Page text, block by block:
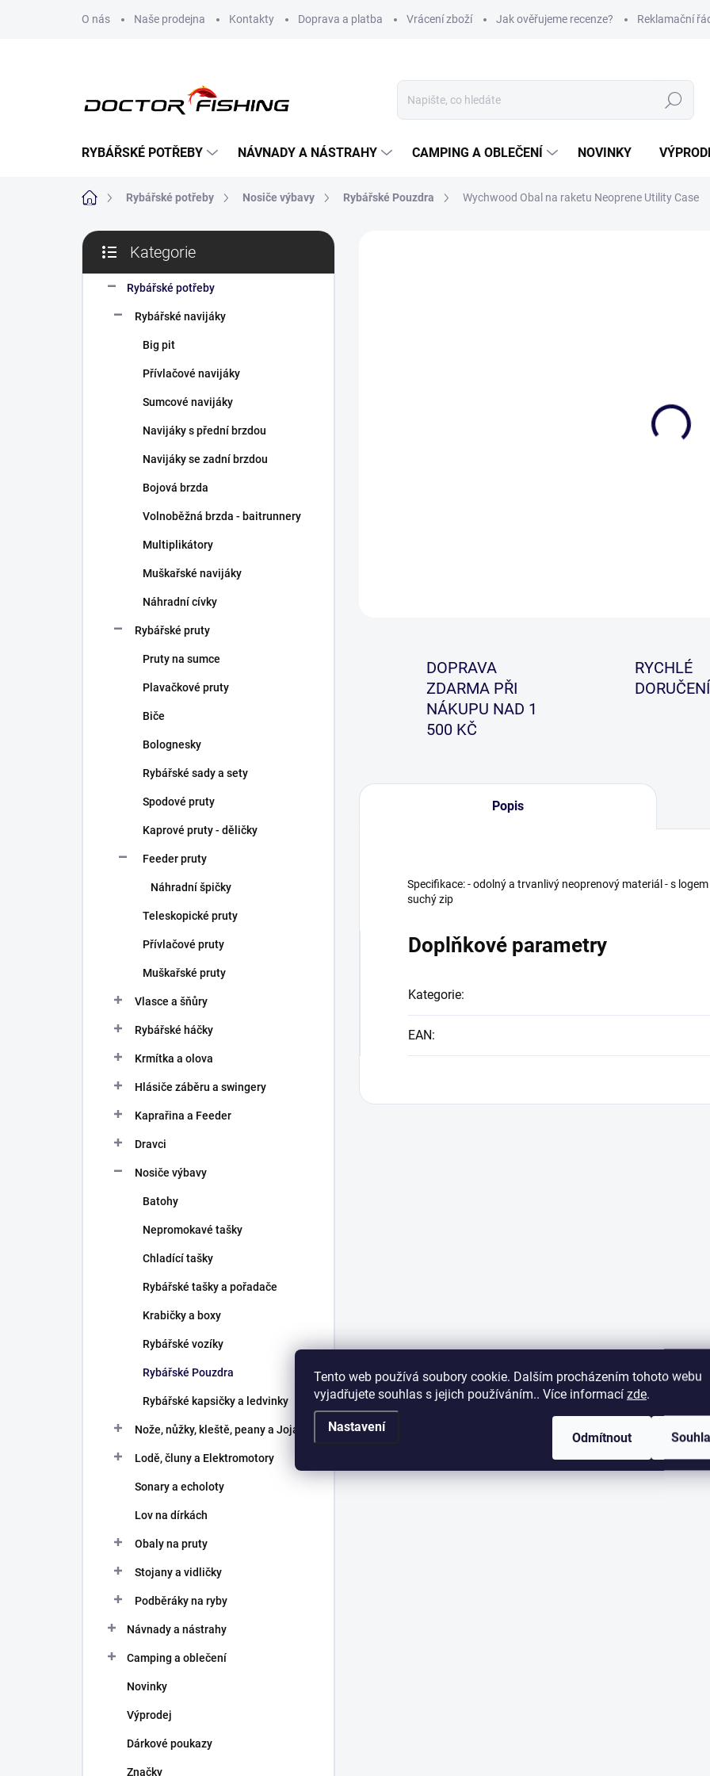
Tento web používá soubory cookie. Dalším procházením tohoto webu
vyjadřujete souhlas s jejich používáním.. Více informací zde.
Nastavení
Odmítnout
O nás Naše prodejna Kontakty Doprava a platba Vrácení zboží Jak ověřujeme recenze? Reklamační
Hledat
RYBÁŘSKÉ POTŘEBY NÁVNADY A NÁSTRAHY CAMPING A OBLEČENÍ NOVINKY
Domů Rybářské potřeby Nosiče výbavy Rybářské Pouzdra Wychwood Obal na raketu Neoprene Utility Case
P
s
kategorie
Kategorie
Rybářské potřeby
Rybářské navijáky
Big pit
Přívlačové navijáky
Sumcové navijáky
Navijáky s přední brzdou
Navijáky se zadní brzdou
Bojová brzda
Volnoběžná brzda - baitrunnery
Multiplikátory
Muškařské navijáky
Náhradní cívky
Rybářské pruty
Pruty na sumce
Plavačkové pruty
Biče
Bolognesky
Rybářské sady a sety
Spodové pruty
Kaprové pruty - děličky
Feeder pruty
Náhradní špičky
Teleskopické pruty
Přívlačové pruty
Muškařské pruty
Vlasce a šňůry
Rybářské háčky
Krmítka a olova
Hlásiče záběru a swingery
Kaprařina a Feeder
Dravci
Nosiče výbavy
Batohy
Nepromokavé tašky
Chladící tašky
Rybářské tašky a pořadače
Krabičky a boxy
Rybářské vozíky
Rybářské Pouzdra
Rybářské kapsičky a ledvinky
Nože, nůžky, kleště, peany a Joja
Lodě, čluny a Elektromotory
Sonary a echoloty
Lov na dírkách
Obaly na pruty
Stojany a vidličky
Podběráky na ryby
Návnady a nástrahy
Camping a oblečení
Novinky
Výprodej
Dárkové poukazy
Značky
DOPRAVA
ZDARMA PŘI
NÁKUPU NAD 1
500 KČ
RYCHLÉ
DORUČENÍ
Popis
Specifikace: - odolný a trvanlivý neoprenový materiál - s
suchý zip
Doplňkové parametry
Kategorie:
EAN: